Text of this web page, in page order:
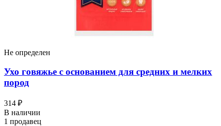
Не определен
Ухо говяжье с основанием для средних и мелких
пород
314 ₽
В наличии
1 продавец